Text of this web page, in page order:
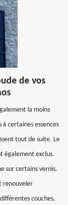
de vos
la moins
certaines essences
tout de suite. Le
également exclus.
sur certains vernis.
renouveler
couches.